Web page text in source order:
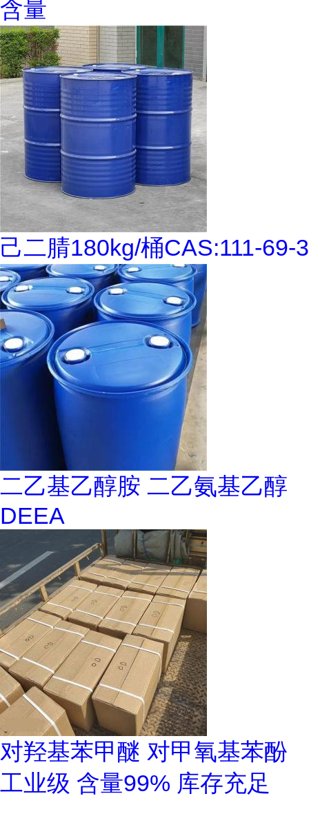
含量
己二腈180kg/桶CAS:111-69-3
二乙基乙醇胺 二乙氨基乙醇
DEEA
对羟基苯甲醚 对甲氧基苯酚
工业级 含量99% 库存充足